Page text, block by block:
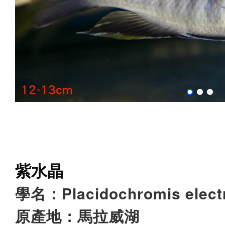
紫水晶
學名： Placidochromis
原產地：馬拉威湖